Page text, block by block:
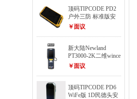
顶码TIPCODE PD2
户外三防 标准版安
卓系统采集器
￥面议
新大陆Newland
PT3000-2K二维wince
系统数据采集器
￥面议
顶码TIPCODE PD6
WiFe版 1D民德头安